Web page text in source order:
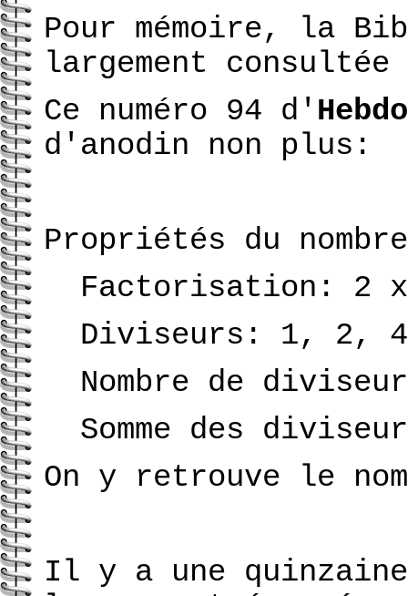
Pour mémoire, la
largement
Ce numéro 94 d'
d'anodin non plus:
Propriétés du
Factorisation: 2
Diviseurs: 1, 2,
Nombre de
Somme des
On y retrouve le
Il y a une